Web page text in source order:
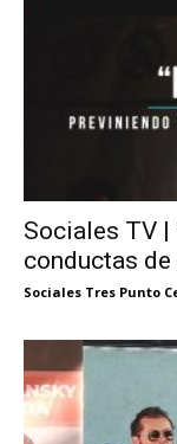
Sociales TV |
conductas de
Sociales Tres Punto